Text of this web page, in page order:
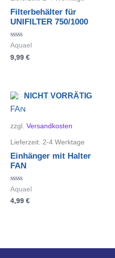
Filterbehälter für
UNIFILTER 750/1000
Bewertet
mit
0
von
Aquael
9,99 €
NICHT VORRÄTIG
zzgl. Versandkosten
Lieferzeit: 2-4 Werktage
Einhänger mit Halter
FAN
Bewertet
mit
0
Aquael
4,99 €